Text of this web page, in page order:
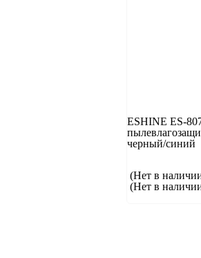
ESHINE ES-
черный/синий
(Нет в
(Нет в